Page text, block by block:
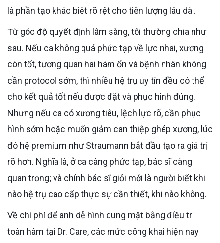
là phần tạo khác biệt rõ rệt cho tiên lượng lâu dài.
Từ góc độ quyết định lâm sàng, tôi thường chia như
sau. Nếu ca không quá phức tạp về lực nhai, xương
còn tốt, tương quan hai hàm ổn và bệnh nhân không
cần protocol sớm, thì nhiều hệ trụ uy tín đều có thể
cho kết quả tốt nếu được đặt và phục hình đúng.
Nhưng nếu ca có xương tiêu, lệch lực rõ, cần phục
hình sớm hoặc muốn giảm can thiệp ghép xương, lúc
đó hệ premium như Straumann bắt đầu tạo ra giá trị
rõ hơn. Nghĩa là, ở ca càng phức tạp, bác sĩ càng
quan trọng; và chính bác sĩ giỏi mới là người biết khi
nào hệ trụ cao cấp thực sự cần thiết, khi nào không.
Về chi phí để anh dễ hình dung mặt bằng điều trị
toàn hàm tại Dr. Care, các mức công khai hiện nay